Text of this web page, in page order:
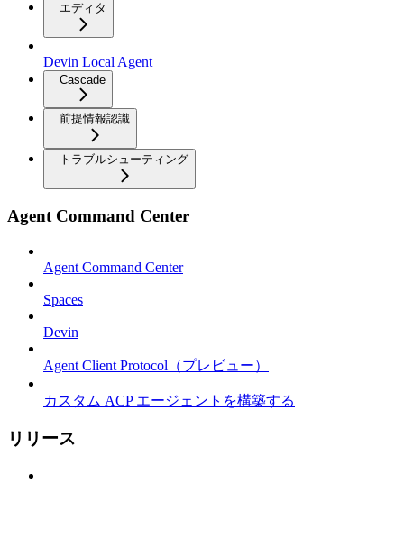
エディタ
Devin Local Agent
Cascade
前提情報認識
トラブルシューティング
Agent Command Center
Agent Command Center
Spaces
Devin
Agent Client Protocol（プレビュー）
カスタム ACP エージェントを構築する
リリース